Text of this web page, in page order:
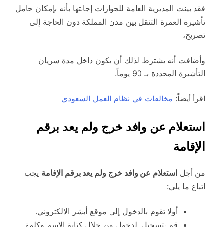
فقد بينت المديرية العامة للجوازات إجابتها بأنه بإمكان حامل
تأشيرة العمرة التنقل بين مدن المملكة دون الحاجة إلى
تصريح،
وأضافت أنه يشترط لذلك أن يكون داخل مدة سريان
التأشيرة المحددة بـ 90 يوماً.
اقرأ أيضاً: مخالفات في نظام العمل السعودي
استعلام عن وافد خرج ولم يعد برقم
الإقامة
من أجل استعلام عن وافد خرج ولم يعد برقم الإقامة يجب
اتباع ما يلي:
أولا تقوم بالدخول إلى موقع أبشر الالكتروني.
قم بتسجيل الدخول من خلال كتابة الاسم وكلمة